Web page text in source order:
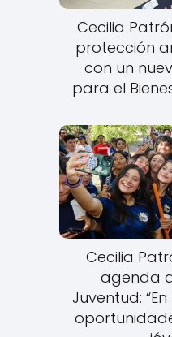
Cecilia
protección
con un
para el
Cecilia
agenda
Juventud: